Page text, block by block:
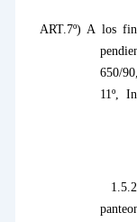
ART.7º) A los
650/
11º,